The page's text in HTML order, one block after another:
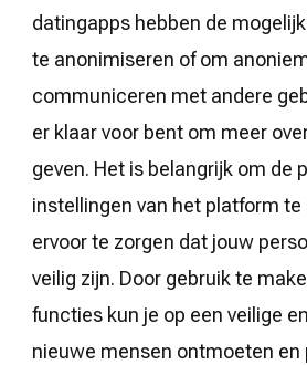
datingapps hebben de
te anonimiseren of om
communiceren met andere
er klaar voor bent om meer
geven. Het is belangrijk om de
instellingen van het platform
ervoor te zorgen dat jouw
veilig zijn. Door gebruik te
functies kun je op een veilige
nieuwe mensen ontmoeten en